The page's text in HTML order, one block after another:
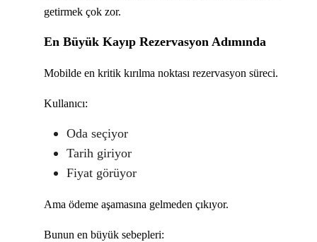
getirmek çok zor.
En Büyük Kayıp Rezervasyon Adımında
Mobilde en kritik kırılma noktası rezervasyon süreci.
Kullanıcı:
Oda seçiyor
Tarih giriyor
Fiyat görüyor
Ama ödeme aşamasına gelmeden çıkıyor.
Bunun en büyük sebepleri: